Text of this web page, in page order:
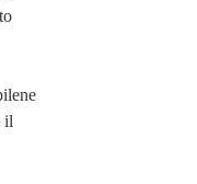
il